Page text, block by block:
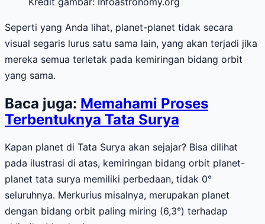
Seperti yang Anda lihat, planet-planet tidak secara
visual segaris lurus satu sama lain, yang akan terjadi jika
mereka semua terletak pada kemiringan bidang orbit
yang sama.
Baca juga: Memahami Proses
Terbentuknya Tata Surya
Kapan planet di Tata Surya akan sejajar? Bisa dilihat
pada ilustrasi di atas, kemiringan bidang orbit planet-
planet tata surya memiliki perbedaan, tidak 0°
seluruhnya. Merkurius misalnya, merupakan planet
dengan bidang orbit paling miring (6,3°) terhadap